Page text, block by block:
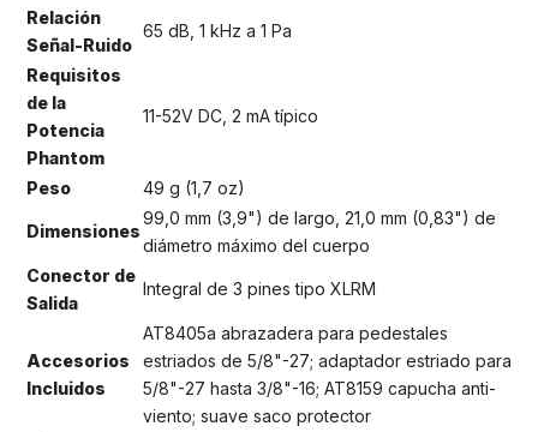
Relación
Señal-Ruido
65 dB, 1 kHz a 1 Pa
Requisitos
de la
Potencia
Phantom
11-52V DC, 2 mA típico
Peso 49 g (1,7 oz)
Dimensiones
99,0 mm (3,9") de largo, 21,0 mm (0,83") de
diámetro máximo del cuerpo
Conector de
Salida
Integral de 3 pines tipo XLRM
Accesorios
Incluidos
AT8405a abrazadera para pedestales
estriados de 5/8"-27; adaptador estriado para
5/8"-27 hasta 3/8"-16; AT8159 capucha anti-
viento; suave saco protector